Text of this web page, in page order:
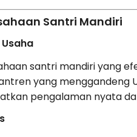
Santri Mandiri
santri mandiri yang
yang
pengalaman nyata